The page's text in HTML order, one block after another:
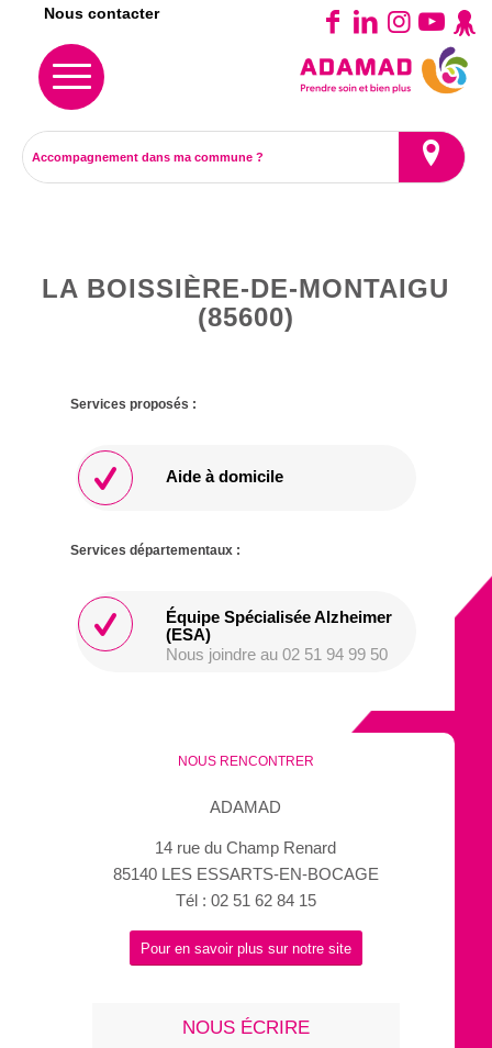
Nous contacter
LA BOISSIÈRE-DE-MONTAIGU
(85600)
Services proposés :
Aide à domicile
Services départementaux :
Équipe Spécialisée Alzheimer
(ESA)
Nous joindre au 02 51 94 99 50
NOUS RENCONTRER
ADAMAD
14 rue du Champ Renard
85140 LES ESSARTS-EN-BOCAGE
Tél : 02 51 62 84 15
Pour en savoir plus sur notre site
NOUS ÉCRIRE